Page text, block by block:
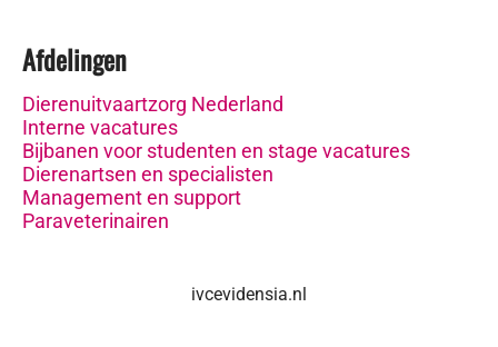
Afdelingen
Dierenuitvaartzorg Nederland
Interne vacatures
Bijbanen voor studenten en stage vacatures
Dierenartsen en specialisten
Management en support
Paraveterinairen
ivcevidensia.nl